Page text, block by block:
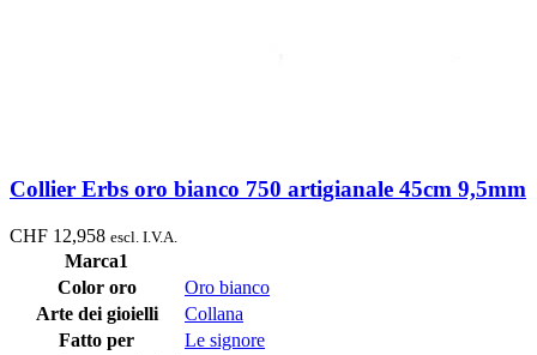
Collier Erbs oro bianco 750 artigianale 45cm 9,5mm
CHF 12,958 escl. I.V.A.
Marca1
Color oro
Oro bianco
Arte dei gioielli
Collana
Fatto per
Le signore